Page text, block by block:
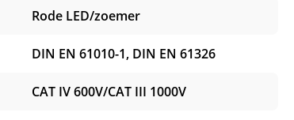
Rode LED/zoemer
DIN EN 61010-1, DIN EN 61326
CAT IV 600V/CAT III 1000V